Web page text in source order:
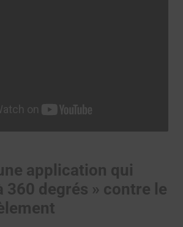
application qui
360 degrés » contre le